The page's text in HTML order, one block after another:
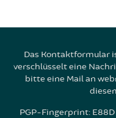
Das Kontaktformular
verschlüsselt eine
bitte eine Mail an
PGP-Fingerprint: E88D